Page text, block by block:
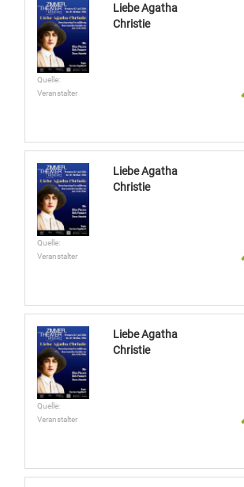
Quelle:
Veranstalter
Liebe Agatha
Christie
Quelle:
Veranstalter
Liebe Agatha
Christie
Quelle:
Veranstalter
Liebe Agatha
Christie